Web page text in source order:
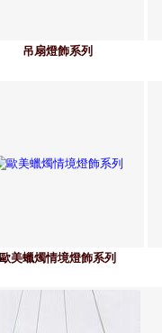
吊扇燈飾系列
歐美蠟燭情境燈飾系列